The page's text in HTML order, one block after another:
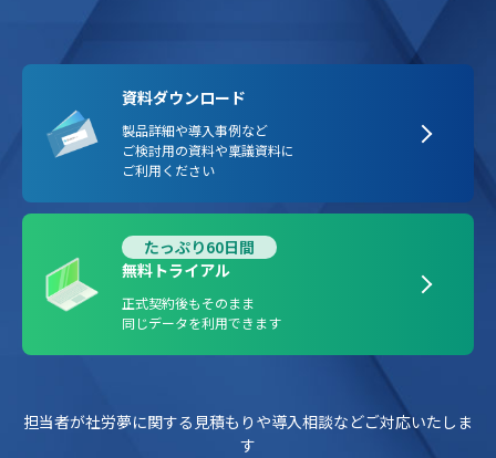
資料ダウンロード
製品詳細や導入事例など
ご検討用の資料や稟議資料に
ご利用ください
たっぷり60日間
無料トライアル
正式契約後もそのまま
同じデータを利用できます
担当者が社労夢に関する見積もりや導入相談などご対応いたしま
す